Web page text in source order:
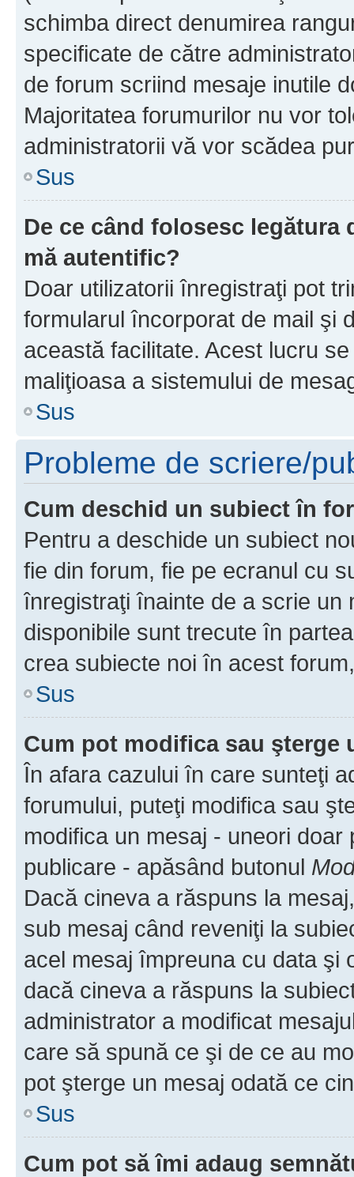
schimba direct denumirea
specificate de către
de forum scriind mesaje inutile
Majoritatea forumurilor nu vor
administratorii vă vor scădea
Sus
De ce când folosesc
mă autentific?
Doar utilizatorii înregistraţi pot
formularul încorporat de mail şi
această facilitate. Acest lucru
maliţioasa a sistemului de
Sus
Probleme de scriere/
Cum deschid un subiect în
Pentru a deschide un subiect
fie din forum, fie pe ecranul cu
înregistraţi înainte de a scrie un
disponibile sunt trecute în
crea subiecte noi în acest
Sus
Cum pot modifica sau şterge
În afara cazului în care sunteţi
forumului, puteţi modifica sau
modifica un mesaj - uneori
publicare - apăsând butonul
Dacă cineva a răspuns la
sub mesaj când reveniţi la
acel mesaj împreuna cu data şi
dacă cineva a răspuns la
administrator a modificat
care să spună ce şi de ce au
pot şterge un mesaj odată ce
Sus
Cum pot să îmi adaug